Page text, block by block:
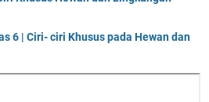
6 | Ciri- ciri Khusus pada Hewan dan